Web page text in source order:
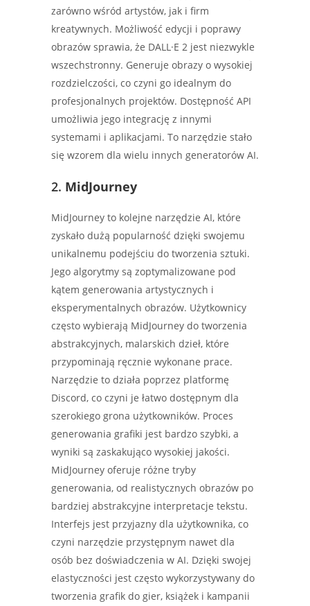
zarówno wśród artystów, jak i firm
kreatywnych. Możliwość edycji i poprawy
obrazów sprawia, że DALL·E 2 jest niezwykle
wszechstronny. Generuje obrazy o wysokiej
rozdzielczości, co czyni go idealnym do
profesjonalnych projektów. Dostępność API
umożliwia jego integrację z innymi
systemami i aplikacjami. To narzędzie stało
się wzorem dla wielu innych generatorów AI.
2. MidJourney
MidJourney to kolejne narzędzie AI, które
zyskało dużą popularność dzięki swojemu
unikalnemu podejściu do tworzenia sztuki.
Jego algorytmy są zoptymalizowane pod
kątem generowania artystycznych i
eksperymentalnych obrazów. Użytkownicy
często wybierają MidJourney do tworzenia
abstrakcyjnych, malarskich dzieł, które
przypominają ręcznie wykonane prace.
Narzędzie to działa poprzez platformę
Discord, co czyni je łatwo dostępnym dla
szerokiego grona użytkowników. Proces
generowania grafiki jest bardzo szybki, a
wyniki są zaskakująco wysokiej jakości.
MidJourney oferuje różne tryby
generowania, od realistycznych obrazów po
bardziej abstrakcyjne interpretacje tekstu.
Interfejs jest przyjazny dla użytkownika, co
czyni narzędzie przystępnym nawet dla
osób bez doświadczenia w AI. Dzięki swojej
elastyczności jest często wykorzystywany do
tworzenia grafik do gier, książek i kampanii